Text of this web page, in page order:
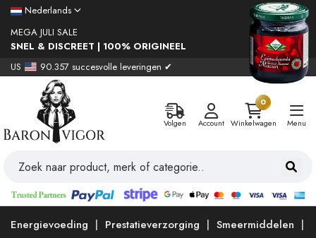
Nederlands
MEGA JULI SALE
SNEL & DISCREET | 100% ORIGINEEL
US
90.357 succesvolle leveringen ✔
Volgen Account
0
Winkelwagen
Menu
Energievoeding Prestatieverzorging Smeermiddelen